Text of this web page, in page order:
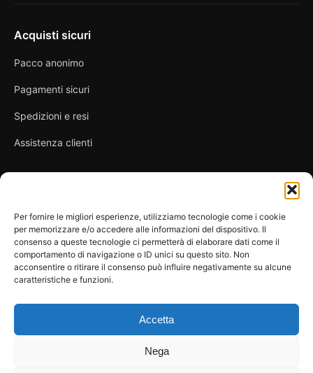
Per fornire le migliori esperienze, utilizziamo tecnologie come i cookie
per memorizzare e/o accedere alle informazioni del dispositivo. Il
consenso a queste tecnologie ci permetterà di elaborare dati come il
comportamento di navigazione o ID unici su questo sito. Non
acconsentire o ritirare il consenso può influire negativamente su alcune
caratteristiche e funzioni.
Accetta
Nega
Acquisti sicuri
Pacco anonimo
Pagamenti sicuri
Spedizioni e resi
Assistenza clienti
Privacy Policy
Condizioni di vendita